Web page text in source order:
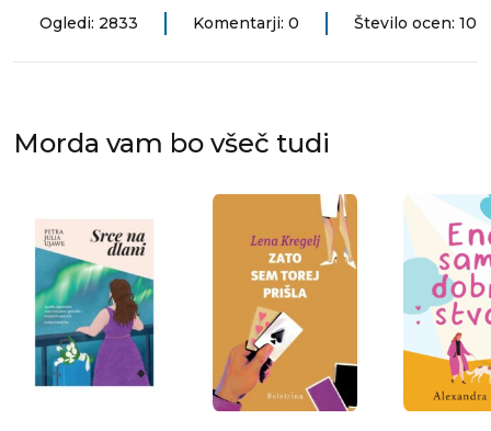
Ogledi: 2833 Komentarji: 0 Število ocen: 10
Morda vam bo všeč tudi